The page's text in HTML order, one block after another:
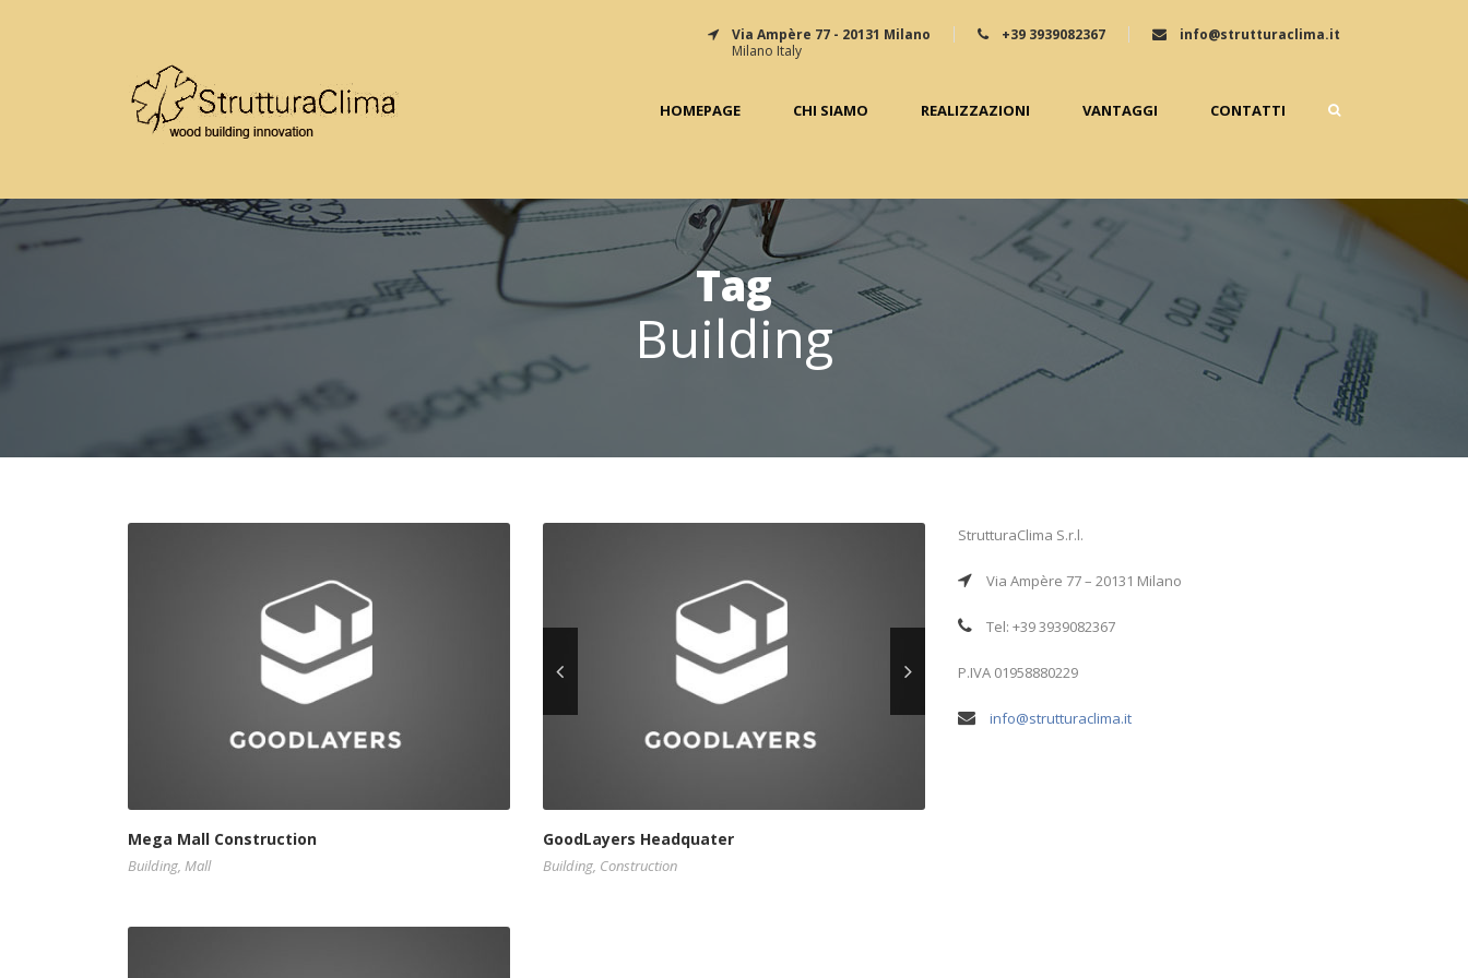
Via Ampère 77 - 20131 Milano
Milano Italy
+39 3939082367 info@strutturaclima.it
HOMEPAGE CHI SIAMO REALIZZAZIONI VANTAGGI CONTATTI
Tag
Building
Mega Mall Construction
Building Mall
GoodLayers Headquater
Building Construction
StrutturaClima S.r.l.
Via Ampère 77 – 20131 Milano
Tel: +39 3939082367
P.IVA 01958880229
info@strutturaclima.it